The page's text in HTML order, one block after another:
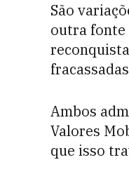
São
outra fonte
Ambos
Valores
que isso